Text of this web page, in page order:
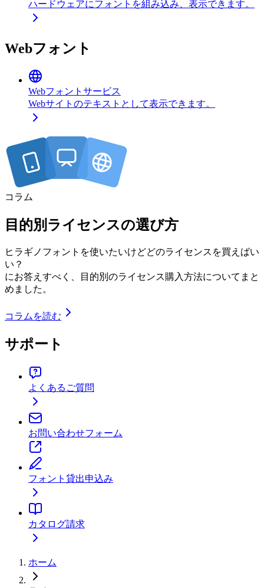
ハードウェアにフォントを組み込み、表示できます。
Webフォント
Webフォント サービス
Webサイトのテキストとして表示できます。
コラム
目的別ライセンスの選び方
ヒラギノフォントを使いたいけどどのライセンスを買えばい
い？
にお答えすべく、目的別のライセンス購入方法についてまと
めました。
コラムを読む
サポート
よくあるご質問
お問い合わせフォーム
フォント貸出申込み
カタログ請求
ホーム